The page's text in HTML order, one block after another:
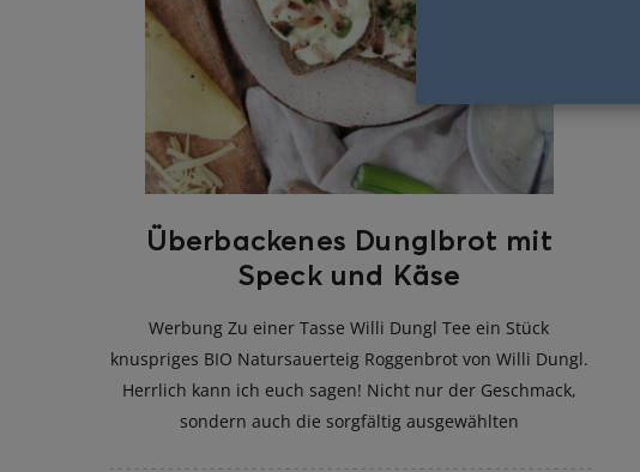
Überbackenes Dunglbrot mit
Speck und Käse
Werbung Zu einer Tasse Willi Dungl Tee ein Stück
knuspriges BIO Natursauerteig Roggenbrot von Willi Dungl.
Herrlich kann ich euch sagen! Nicht nur der Geschmack,
sondern auch die sorgfältig ausgewählten